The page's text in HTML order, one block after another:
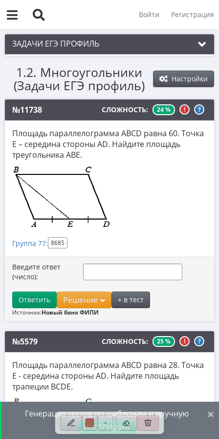
Войти Регистрация
ЗАДАЧИ ЕГЭ ПРОФИЛЬ
1. Планиметрия
1.1. Треугольники
1.2. Многоугольники
2. Векторы
3. Стереометрия
4. Классическое определение вероятности
5. Теория вероятностей
6. Уравнения
8. Производная
9. Задачи прикладного содержания
10. Текстовые задачи
11. Графики функций
13. Сложные уравнения
14. Стереометрия
15. Неравенства
16. Экономические задачи
18. Параметры
Настройки
1.2. Многоугольники
(Задачи ЕГЭ профиль)
№11738 СЛОЖНОСТЬ: 24 % ! ?
Площадь параллелограмма ABCD равна 60. Точка
E – середина стороны AD. Найдите площадь
треугольника ABE.
Группа 77: 8685
Введите ответ
(число):
Ответить Решение + в тест
Источник:Новый банк ФИПИ
№5579 СЛОЖНОСТЬ: 25 % ! ?
Площадь параллелограмма ABCD равна 28. Точка
Е - середина стороны AD. Найдите площадь
трапеции BCDE.
×
Генерация тестов по шаблонам и вручную
ИНСТРУКЦИЯ